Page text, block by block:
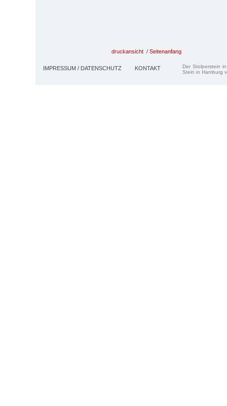
druckansicht / Seitenanfang
IMPRESSUM / DATENSCHUTZ KONTAKT
Der Stolperstein
Stein in Hamburg